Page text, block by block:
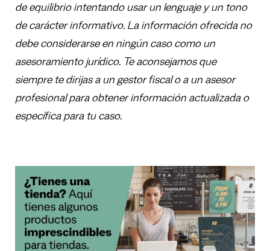
de equilibrio intentando usar un lenguaje y un tono
de carácter informativo. La información ofrecida no
debe considerarse en ningún caso como un
asesoramiento jurídico. Te aconsejamos que
siempre te dirijas a un gestor fiscal o a un asesor
profesional para obtener información actualizada o
específica para tu caso.